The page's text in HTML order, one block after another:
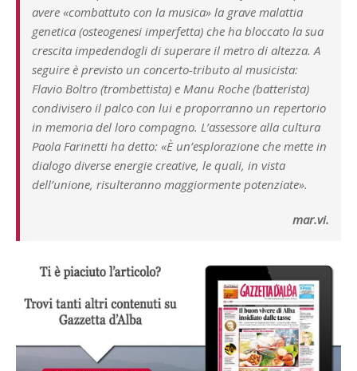
avere «combattuto con la musica» la grave malattia
genetica (osteogenesi imperfetta) che ha bloccato la sua
crescita impedendogli di superare il metro di altezza. A
seguire è previsto un concerto-tributo al musicista:
Flavio Boltro (trombettista) e Manu Roche (batterista)
condivisero il palco con lui e proporranno un repertorio
in memoria del loro compagno. L’assessore alla cultura
Paola Farinetti ha detto: «È un’esplorazione che mette in
dialogo diverse energie creative, le quali, in vista
dell’unione, risulteranno maggiormente potenziate».
mar.vi.